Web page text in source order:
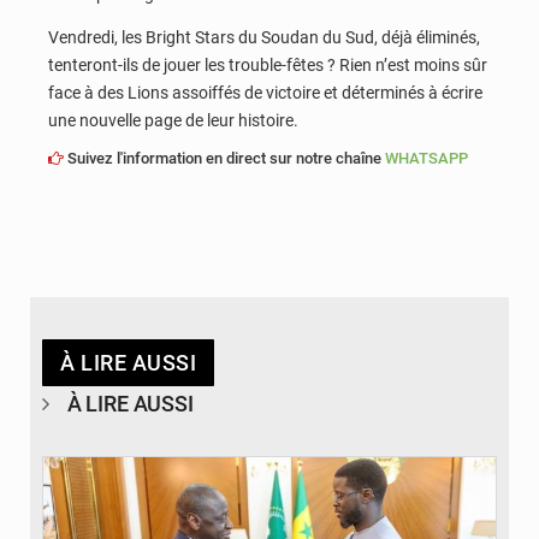
Vendredi, les Bright Stars du Soudan du Sud, déjà éliminés,
tenteront-ils de jouer les trouble-fêtes ? Rien n’est moins sûr
face à des Lions assoiffés de victoire et déterminés à écrire
une nouvelle page de leur histoire.
Suivez l'information en direct sur notre chaîne WHATSAPP
À LIRE AUSSI
À LIRE AUSSI